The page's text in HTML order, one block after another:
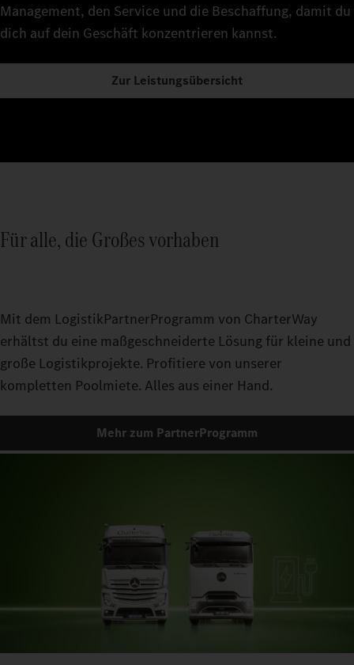
Management, den Service und die Beschaffung, damit du
dich auf dein Geschäft konzentrieren kannst.
Zur Leistungsübersicht
Für alle, die Großes vorhaben
Mit dem LogistikPartnerProgramm von CharterWay
erhältst du eine maßgeschneiderte Lösung für kleine und
große Logistikprojekte. Profitiere von unserer
kompletten Poolmiete. Alles aus einer Hand.
Mehr zum PartnerProgramm